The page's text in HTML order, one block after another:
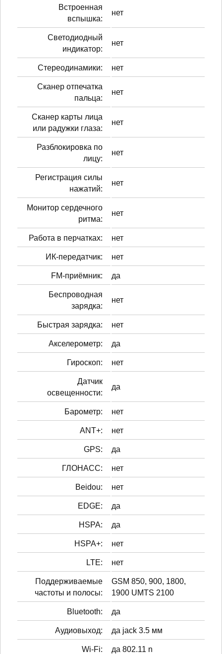
Встроенная
вспышка:
нет
Светодиодный
индикатор:
нет
Стереодинамики: нет
Сканер отпечатка
пальца:
нет
Сканер карты лица
или радужки глаза:
нет
Разблокировка по
лицу:
нет
Регистрация силы
нажатий:
нет
Монитор сердечного
ритма:
нет
Работа в перчатках: нет
ИК-передатчик: нет
FM-приёмник: да
Беспроводная
зарядка:
нет
Быстрая зарядка: нет
Акселерометр: да
Гироскоп: нет
Датчик
освещенности:
да
Барометр: нет
ANT+: нет
GPS: да
ГЛОНАСС: нет
Beidou: нет
EDGE: да
HSPA: да
HSPA+: нет
LTE: нет
Поддерживаемые
частоты и полосы:
GSM 850, 900, 1800,
1900 UMTS 2100
Bluetooth: да
Аудиовыход: да jack 3.5 мм
Wi-Fi: да 802.11 n